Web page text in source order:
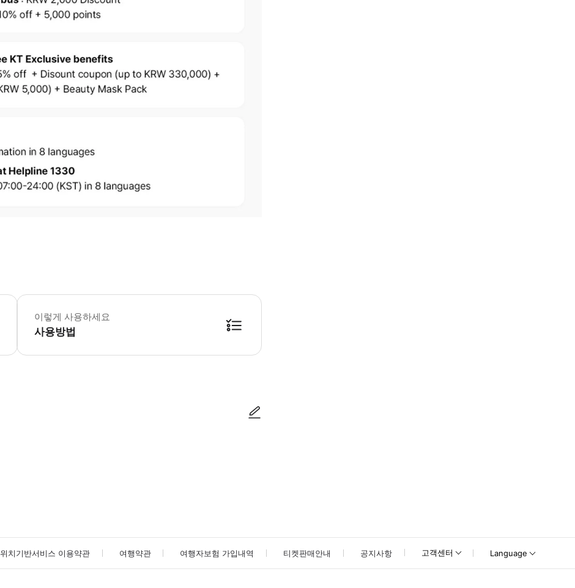
- 예약 유의사항 * 예약 전, 사용하려는 모바일 기기에서 현지 네트워크 서비스 제공 업체의 서비스를 이용할 수 있는지 확인해주시기 바랍니다. 호환성 문
- 한국 필수 혜택 <코리아투어팩> 무료 제공! * 교통편: 무료 또는 할인 (Tmoney / 택시 / 기차 / 버스) * 3일권 이상 이용 시 무료 T-money 카드 제공 * 환
이렇게 사용하세요
사용방법
위치기반서비스 이용약관 여행약관 여행자보험 가입내역 티켓판매안내 공지사항 고객센터 Language